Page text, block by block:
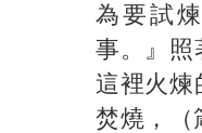
為要試
事。』照
這裡火煉
焚燒，（